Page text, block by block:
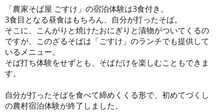
「農家そば屋 ごすけ」の宿泊体験は3食付き。
3食目となる昼食はもちろん、自分が打ったそば。
そこに、こんがりと焼けたおにぎりと漬物がついてくるの
ですが、このざるそばは「ごすけ」のランチでも提供して
いるメニュー。
そば打ち体験をせずとも、そばだけを楽しむこともできま
す。
自分が打ったそばを食べて締めくくる形で、初めてづくし
の農村宿泊体験が終了しました。